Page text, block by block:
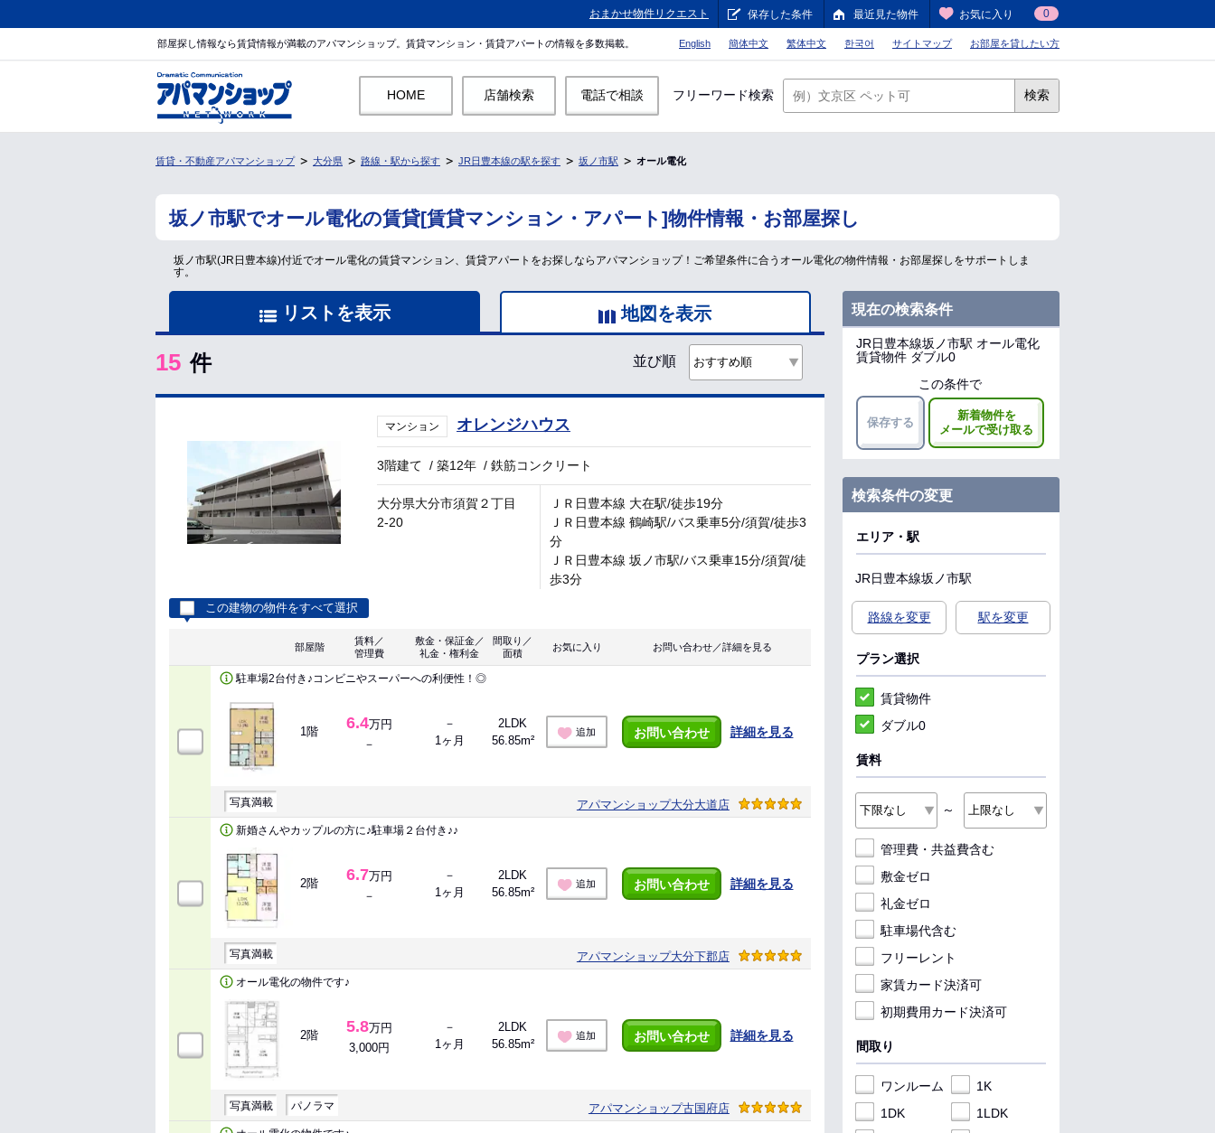
おまかせ物件リクエスト 保存した条件 最近見た物件 お気に入り 0
部屋探し情報なら賃貸情報が満載のアパマンショップ。賃貸マンション・賃貸アパートの情報を多数掲載。 English 簡体中文 繁体中文 한국어 サイトマップ お部屋を貸したい方
HOME 店舗検索 電話で相談 フリーワード検索 検索
賃貸・不動産アパマンショップ 大分県 路線・駅から探す JR日豊本線の駅を探す 坂ノ市駅 オール電化
坂ノ市駅でオール電化の賃貸[賃貸マンション・アパート]物件情報・お部屋探し
坂ノ市駅(JR日豊本線)付近でオール電化の賃貸マンション、賃貸アパートをお探しならアパマンショップ！ご希望条件に合うオール電化の物件情報・お部屋探しをサポートしま
す。
リストを表示 地図を表示
15 件 並び順
マンション オレンジハウス
3階建て /築12年 /鉄筋コンクリート
大分県大分市須賀２丁目
2-20
ＪＲ日豊本線 大在駅/徒歩19分
ＪＲ日豊本線 鶴崎駅/バス乗車5分/須賀/徒歩3
分
ＪＲ日豊本線 坂ノ市駅/バス乗車15分/須賀/徒
歩3分
この建物の物件をすべて選択
部屋階
賃料／
管理費
敷金・保証金／
礼金・権利金
間取り／
面積
お気に入り お問い合わせ／詳細を見る
駐車場2台付き♪コンビニやスーパーへの利便性！◎
1階 6.4万円
－
－
1ヶ月
2LDK
56.85m²
追加 お問い合わせ 詳細を見る
写真満載 アパマンショップ大分大道店
新婚さんやカップルの方に♪駐車場２台付き♪♪
2階 6.7万円
－
－
1ヶ月
2LDK
56.85m²
追加 お問い合わせ 詳細を見る
写真満載 アパマンショップ大分下郡店
オール電化の物件です♪
2階 5.8万円
3,000円
－
1ヶ月
2LDK
56.85m²
追加 お問い合わせ 詳細を見る
写真満載 パノラマ アパマンショップ古国府店
現在の検索条件
JR日豊本線坂ノ市駅 オール電化
賃貸物件 ダブル0
この条件で
保存する
新着物件を
メールで受け取る
検索条件の変更
エリア・駅
JR日豊本線坂ノ市駅
路線を変更 駅を変更
プラン選択
賃貸物件
ダブル0
賃料
～
管理費・共益費含む
敷金ゼロ
礼金ゼロ
駐車場代含む
フリーレント
家賃カード決済可
初期費用カード決済可
間取り
ワンルーム
1K
1DK
1LDK